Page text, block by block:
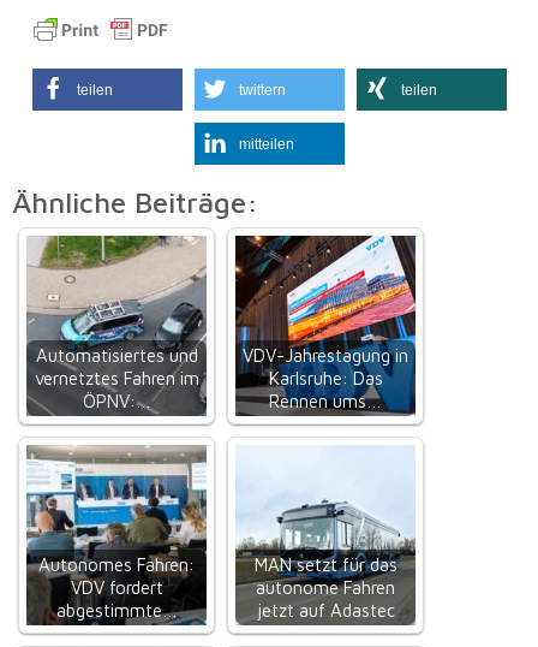
teilen twittern teilen
mitteilen
Ähnliche Beiträge:
Automatisiertes und
vernetztes Fahren im
ÖPNV:…
VDV-Jahrestagung in
Karlsruhe: Das
Rennen ums…
Autonomes Fahren:
VDV fordert
abgestimmte…
MAN setzt für das
autonome Fahren
jetzt auf Adastec